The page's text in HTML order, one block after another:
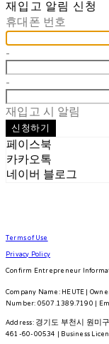
재입고 알림 신청
휴대폰 번호
-
-
재입고 시 알림
신청하기
페이스북
카카오톡
네이버 블로그
Terms of Use
Privacy Policy
Confirm Entrepreneur
Company Name: HEUTE |
Number: 0507.1389.7190 |
Address: 경기도 부천시 원미
461-60-00534 | Business